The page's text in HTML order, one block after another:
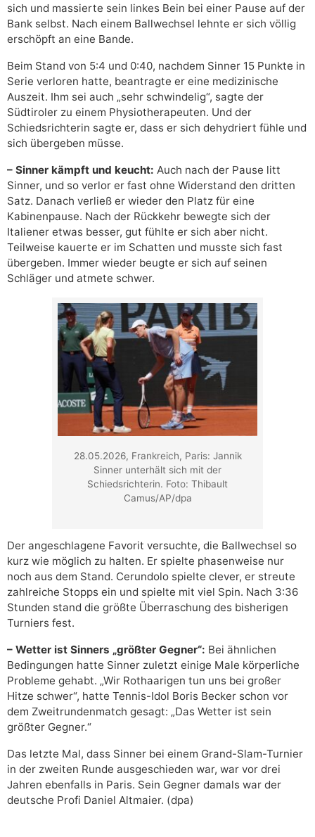
sich und massierte sein linkes Bein bei einer Pause auf der
Bank selbst. Nach einem Ballwechsel lehnte er sich völlig
erschöpft an eine Bande.
Beim Stand von 5:4 und 0:40, nachdem Sinner 15 Punkte in
Serie verloren hatte, beantragte er eine medizinische
Auszeit. Ihm sei auch „sehr schwindelig“, sagte der
Südtiroler zu einem Physiotherapeuten. Und der
Schiedsrichterin sagte er, dass er sich dehydriert fühle und
sich übergeben müsse.
– Sinner kämpft und keucht: Auch nach der Pause litt
Sinner, und so verlor er fast ohne Widerstand den dritten
Satz. Danach verließ er wieder den Platz für eine
Kabinenpause. Nach der Rückkehr bewegte sich der
Italiener etwas besser, gut fühlte er sich aber nicht.
Teilweise kauerte er im Schatten und musste sich fast
übergeben. Immer wieder beugte er sich auf seinen
Schläger und atmete schwer.
28.05.2026, Frankreich, Paris: Jannik
Sinner unterhält sich mit der
Schiedsrichterin. Foto: Thibault
Camus/AP/dpa
Der angeschlagene Favorit versuchte, die Ballwechsel so
kurz wie möglich zu halten. Er spielte phasenweise nur
noch aus dem Stand. Cerundolo spielte clever, er streute
zahlreiche Stopps ein und spielte mit viel Spin. Nach 3:36
Stunden stand die größte Überraschung des bisherigen
Turniers fest.
– Wetter ist Sinners „größter Gegner“: Bei ähnlichen
Bedingungen hatte Sinner zuletzt einige Male körperliche
Probleme gehabt. „Wir Rothaarigen tun uns bei großer
Hitze schwer“, hatte Tennis-Idol Boris Becker schon vor
dem Zweitrundenmatch gesagt: „Das Wetter ist sein
größter Gegner.“
Das letzte Mal, dass Sinner bei einem Grand-Slam-Turnier
in der zweiten Runde ausgeschieden war, war vor drei
Jahren ebenfalls in Paris. Sein Gegner damals war der
deutsche Profi Daniel Altmaier. (dpa)